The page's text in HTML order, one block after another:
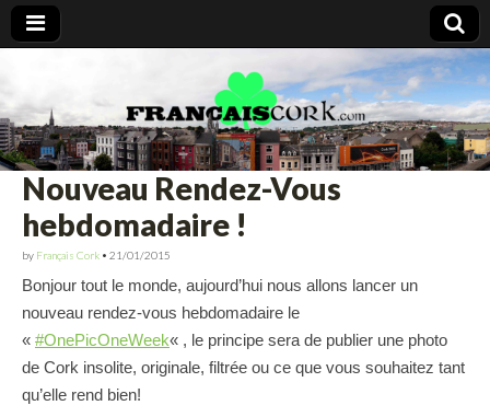
Francais Cork
Nouveau Rendez-Vous
hebdomadaire !
by Français Cork • 21/01/2015
Bonjour tout le monde, aujourd’hui nous allons lancer un
nouveau rendez-vous hebdomadaire le
« #OnePicOneWeek« , le principe sera de publier une photo
de Cork insolite, originale, filtrée ou ce que vous souhaitez tant
qu’elle rend bien!